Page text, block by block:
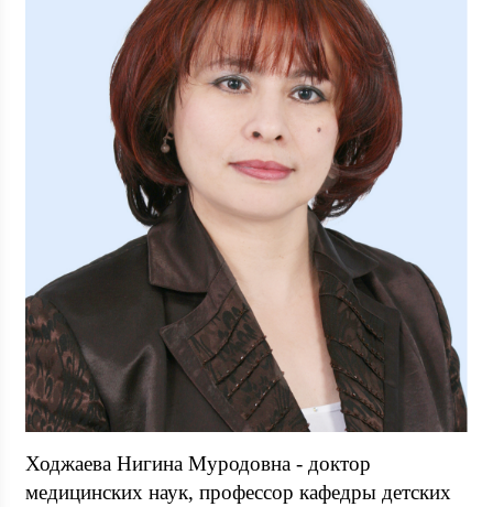
Ходжаева Нигина Муродовна - доктор
медицинских наук, профессор кафедры детских